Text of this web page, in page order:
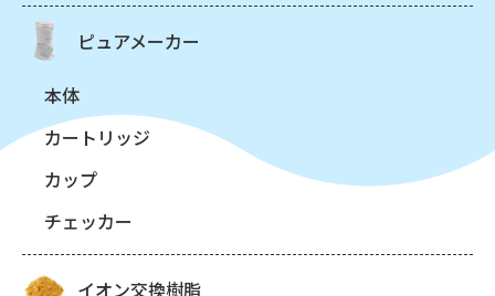
ピュアメーカー
本体
カートリッジ
カップ
チェッカー
イオン交換樹脂